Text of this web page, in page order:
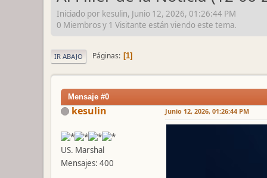
Iniciado por kesulin, Junio 12, 2026, 01:26:44 PM
0 Miembros y 1 Visitante están viendo este tema.
IR ABAJO Páginas 1
Mensaje #0
kesulin
US. Marshal
Mensajes: 400
Junio 12, 2026, 01:26:44 PM